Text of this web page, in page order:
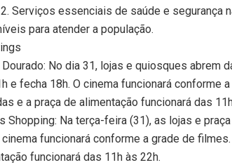
Serviços essenciais de saúde e segurança
para atender a população.
Dourado: No dia 31, lojas e quiosques abrem
e fecha 18h. O cinema funcionará conforme
e a praça de alimentação funcionará das
Shopping: Na terça-feira (31), as lojas e
cinema funcionará conforme a grade de
funcionará das 11h às 22h.